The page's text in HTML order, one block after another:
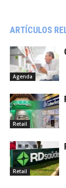
ARTÍCULOS
Agenda
Retail
Retail